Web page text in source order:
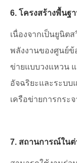
6. โครงสร้างพื้นฐ
เนื่องจากเป็นยูนิต
พลังงานของศูนย์ข้
ข่ายแบบวงแหวน
อัจฉริยะและระบบ
เครือข่ายการกระ
7. สถานการณ์ในต่